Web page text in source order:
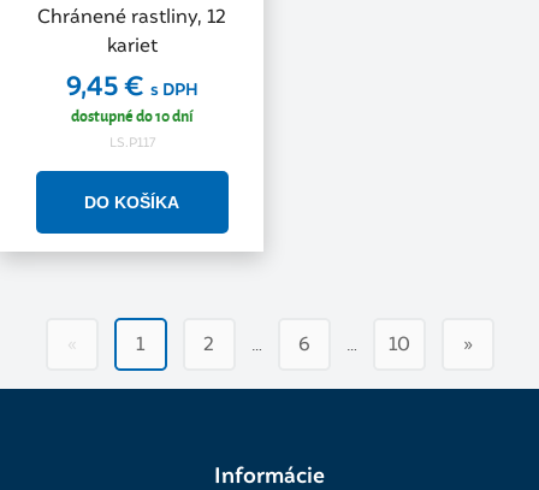
Chránené rastliny, 12
kariet
9,45 € s DPH
dostupné do 10 dní
LS.P117
« 1 2 … 6 … 10 »
Informácie